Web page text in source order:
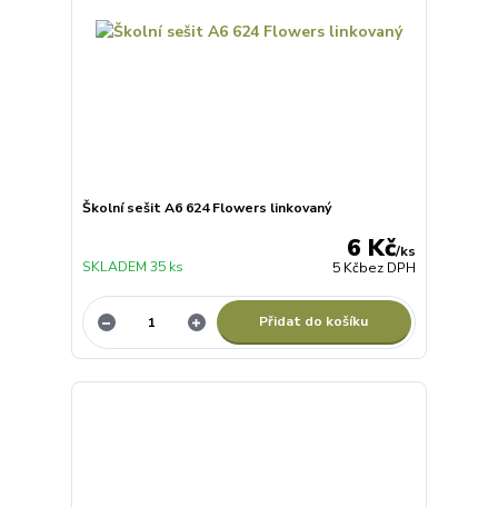
Školní sešit A6 624 Flowers linkovaný
6 Kč/ks
5 Kčbez DPH
SKLADEM 35 ks
Přidat do košíku